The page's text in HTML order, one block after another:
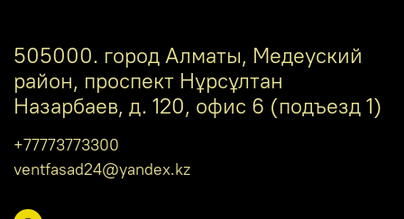
505000. город Алматы, Медеуский
район, проспект Нұрсұлтан
Назарбаев, д. 120, офис 6 (подъезд 1)
+77773773300
ventfasad24@yandex.kz